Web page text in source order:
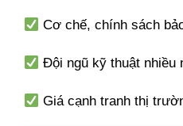
Cơ chế, chính sách
Đội ngũ kỹ thuật nhiều
Giá cạnh tranh thị